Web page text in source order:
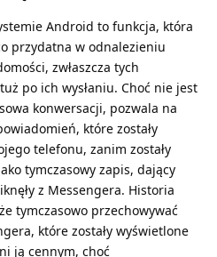
Android to funkcja, która
przydatna w odnalezieniu
zwłaszcza tych
po ich wysłaniu. Choć nie jest
konwersacji, pozwala na
które zostały
telefonu, zanim zostały
tymczasowy zapis, dający
z Messengera. Historia
tymczasowo przechowywać
które zostały wyświetlone
ją cennym, choć